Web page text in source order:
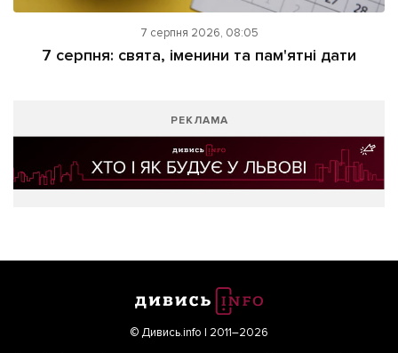
7 серпня 2026, 08:05
7 серпня: свята, іменини та пам'ятні дати
РЕКЛАМА
© Дивись.info | 2011–2026